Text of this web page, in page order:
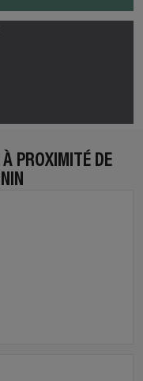
PROXIMITÉ DE